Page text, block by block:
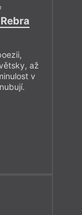
až
v